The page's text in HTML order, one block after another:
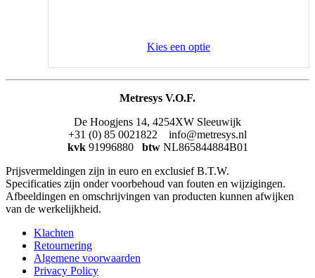
Kies een optie
Metresys V.O.F.
De Hoogjens 14, 4254XW Sleeuwijk
+31 (0) 85 0021822 info@metresys.nl
kvk 91996880 btw NL865844884B01
Prijsvermeldingen zijn in euro en exclusief B.T.W.
Specificaties zijn onder voorbehoud van fouten en wijzigingen.
Afbeeldingen en omschrijvingen van producten kunnen afwijken
van de werkelijkheid.
Klachten
Retournering
Algemene voorwaarden
Privacy Policy